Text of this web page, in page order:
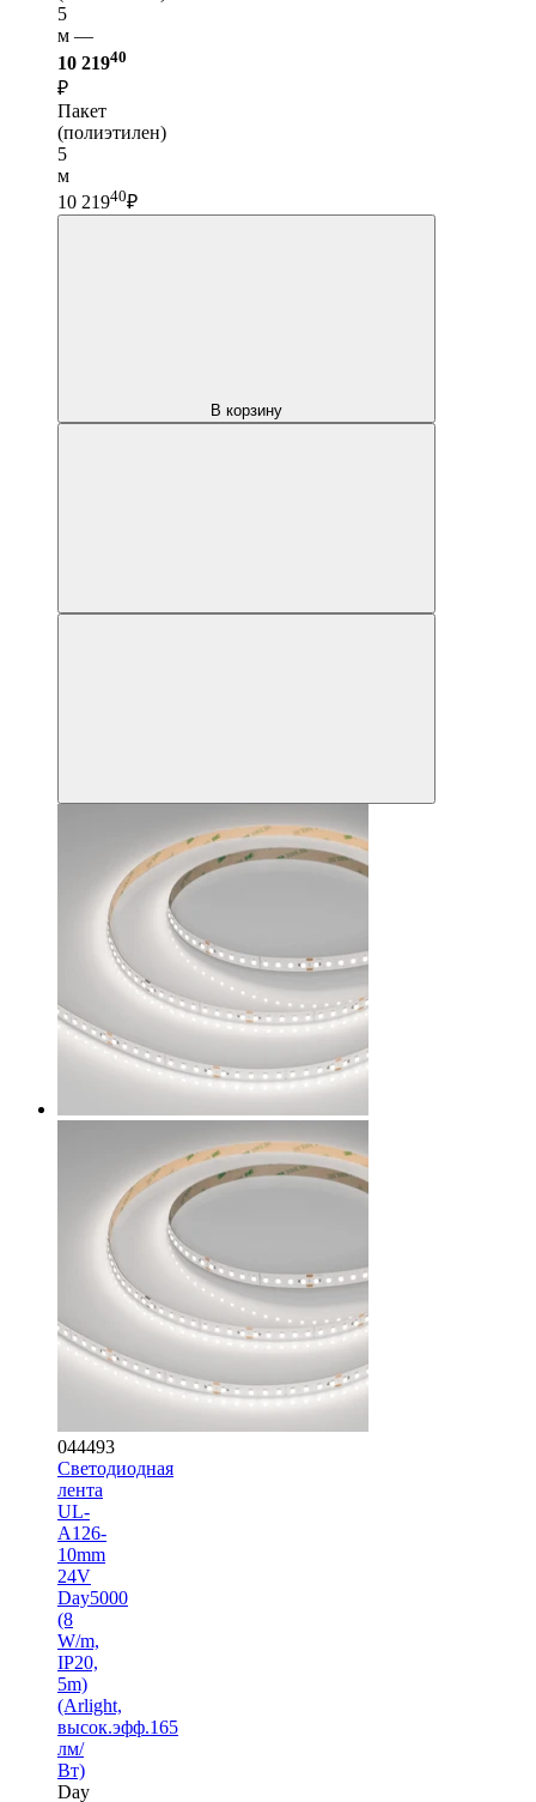
5
м —
10 21940
₽
Пакет
(полиэтилен)
5
м
10 21940₽
В корзину
044493
Светодиодная
лента
UL-
A126-
10mm
24V
Day5000
(8
W/m,
IP20,
5m)
(Arlight,
высок.эфф.165
лм/
Вт)
Day